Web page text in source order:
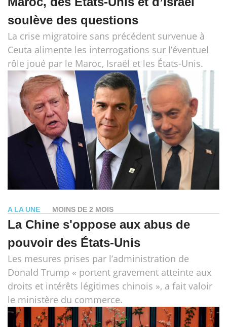
soulève des questions
La crise migratoire sans précédent survenue à
Ceuta alimente les interrogations sur l’éventuel
rôle joué par le Maroc, Israël et les États-Unis.
A LA UNE MOINS DE 2 MOIS
La Chine s'oppose aux abus de
pouvoir des États-Unis
Les mesures prises par l’administration de
Donald Trump « portent gravement atteinte aux
droits et intérêts légitimes chinois », a fait valoir
le ministère du commerce.